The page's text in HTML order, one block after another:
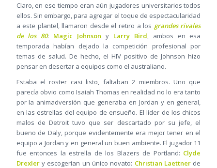
Claro, en ese tiempo eran aún jugadores universitarios todos
ellos. Sin embargo, para agregar el toque de espectacularidad
a este plantel, llamaron desde el retiro a los grandes rivales
de los 80: Magic Johnson y Larry Bird, ambos en esa
temporada habían dejado la competición profesional por
temas de salud. De hecho, el HIV positivo de Johnson hizo
pensar en desertar a equipos como el australiano.
Estaba el roster casi listo, faltaban 2 miembros. Uno que
parecía obvio como Isaiah Thomas en realidad no lo era tanto
por la animadversión que generaba en Jordan y en general,
en las estrellas del equipo de ensueño. El líder de los chicos
malos de Detroit tuvo que ser descartado por su jefe, el
bueno de Daly, porque evidentemente era mejor tener en el
equipo a Jordan y en general un buen ambiente. El jugador 11
fue entonces la estrella de los Blazers de Portland: Clyde
Drexlery escogerían un único novato: Christian Laettner de